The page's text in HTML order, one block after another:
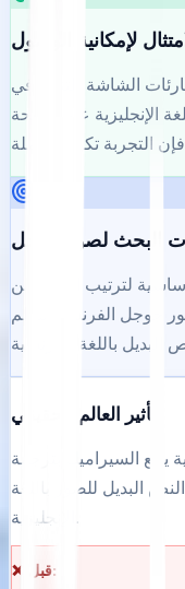
لإمكانية الوصول
الشاشة للتنقل في
الإنجليزية على صفحة
البحث لصور جوجل
لترتيب الصور. لن
جوجل الفرنسية ما لم
تأثير العالم الحقيقي
يبيع السيراميك بترجمة
البديل للصور باللغة
الإنجليزية.
❌ قبل: